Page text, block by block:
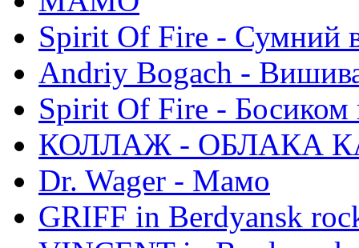
Spirit Of Fire - Сумний
Andriy Bogach -
Spirit Of Fire - Босиком
КОЛЛАЖ - ОБЛАКА
Dr. Wager - Мамо
GRIFF in Berdyansk